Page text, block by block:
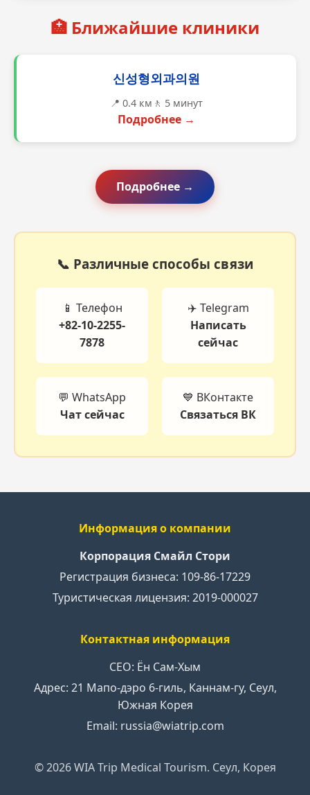
🏥 Ближайшие клиники
신성형외과의원
📍 0.4 км 🚶 5 минут
Подробнее →
Подробнее →
📞 Различные способы связи
📱 Телефон
+82-10-2255-
7878
✈️ Telegram
Написать
сейчас
💬 WhatsApp
Чат сейчас
💙 ВКонтакте
Связаться ВК
Информация о компании
Корпорация Смайл Стори
Регистрация бизнеса: 109-86-17229
Туристическая лицензия: 2019-000027
Контактная информация
CEO: Ён Сам-Хым
Адрес: 21 Мапо-дэро 6-гиль, Каннам-гу, Сеул,
Южная Корея
Email: russia@wiatrip.com
©2026WIA Trip Medical Tourism. Сеул, Корея